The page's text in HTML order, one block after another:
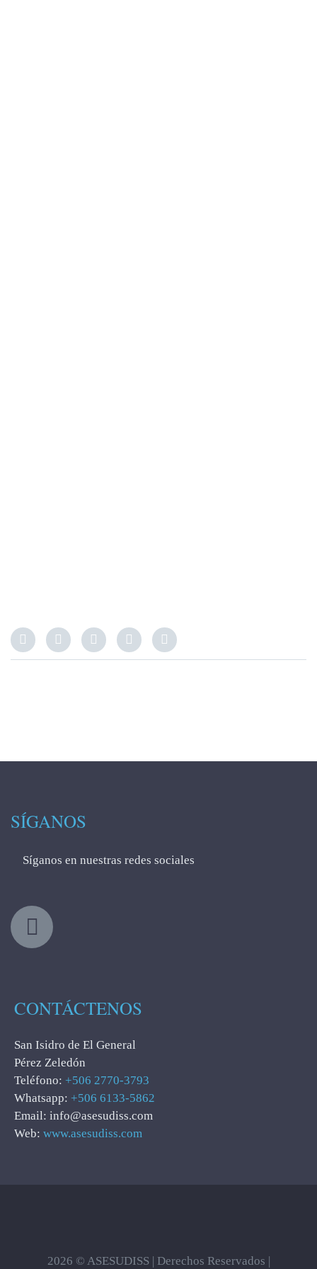
SÍGANOS
Síganos en nuestras redes sociales
CONTÁCTENOS
San Isidro de El General
Pérez Zeledón
Teléfono: +506 2770-3793
Whatsapp: +506 6133-5862
Email: info@asesudiss.com
Web: www.asesudiss.com
2026 © ASESUDISS | Derechos Reservados |